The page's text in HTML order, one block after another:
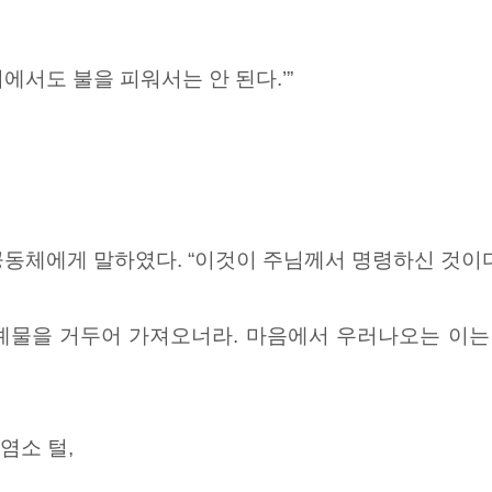
서도 불을 피워서는 안 된다.’”
체에게 말하였다. “이것이 주님께서 명령하신 것이
을 거두어 가져오너라. 마음에서 우러나오는 이
소 털,